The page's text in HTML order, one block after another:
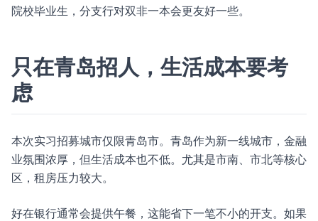
院校毕业生，分支行对双非一本会更友好一些。
只在青岛招人，生活成本要考
虑
本次实习招募城市仅限青岛市。青岛作为新一线城市，金融
业氛围浓厚，但生活成本也不低。尤其是市南、市北等核心
区，租房压力较大。
好在银行通常会提供午餐，这能省下一笔不小的开支。如果